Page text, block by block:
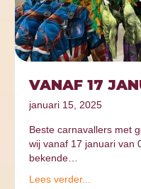
VANAF 17
januari 15, 2025
Beste carnavallers met
wij vanaf 17 januari van
bekende…
Lees verder...